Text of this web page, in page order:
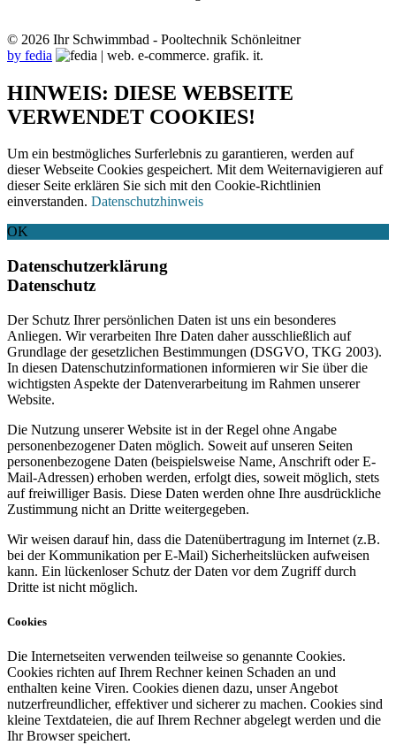
© 2026 Ihr Schwimmbad - Pooltechnik Schönleitner
by fedia
HINWEIS: DIESE WEBSEITE
VERWENDET COOKIES!
Um ein bestmögliches Surferlebnis zu garantieren, werden auf
dieser Webseite Cookies gespeichert. Mit dem Weiternavigieren auf
dieser Seite erklären Sie sich mit den Cookie-Richtlinien
einverstanden. Datenschutzhinweis
OK
Datenschutzerklärung
Datenschutz
Der Schutz Ihrer persönlichen Daten ist uns ein besonderes
Anliegen. Wir verarbeiten Ihre Daten daher ausschließlich auf
Grundlage der gesetzlichen Bestimmungen (DSGVO, TKG 2003).
In diesen Datenschutzinformationen informieren wir Sie über die
wichtigsten Aspekte der Datenverarbeitung im Rahmen unserer
Website.
Die Nutzung unserer Website ist in der Regel ohne Angabe
personenbezogener Daten möglich. Soweit auf unseren Seiten
personenbezogene Daten (beispielsweise Name, Anschrift oder E-
Mail-Adressen) erhoben werden, erfolgt dies, soweit möglich, stets
auf freiwilliger Basis. Diese Daten werden ohne Ihre ausdrückliche
Zustimmung nicht an Dritte weitergegeben.
Wir weisen darauf hin, dass die Datenübertragung im Internet (z.B.
bei der Kommunikation per E-Mail) Sicherheitslücken aufweisen
kann. Ein lückenloser Schutz der Daten vor dem Zugriff durch
Dritte ist nicht möglich.
Cookies
Die Internetseiten verwenden teilweise so genannte Cookies.
Cookies richten auf Ihrem Rechner keinen Schaden an und
enthalten keine Viren. Cookies dienen dazu, unser Angebot
nutzerfreundlicher, effektiver und sicherer zu machen. Cookies sind
kleine Textdateien, die auf Ihrem Rechner abgelegt werden und die
Ihr Browser speichert.